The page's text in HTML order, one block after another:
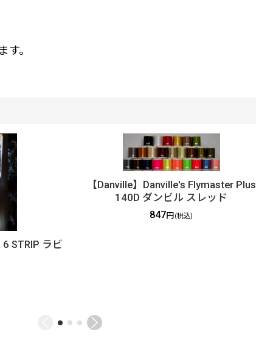
。
6 STRIP ラビ
【Danville】Danville's Flymaster Plus
140D ダンビル スレッド
847円 (税込)